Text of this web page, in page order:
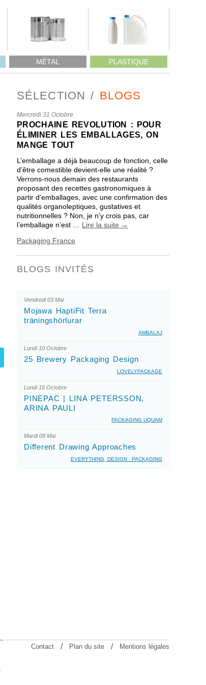
MÉTAL PLASTIQUE
SÉLECTION BLOGS
PROCHAINE REVOLUTION : POUR
ÉLIMINER LES EMBALLAGES, ON
MANGE TOUT
Mercredi 31 Octobre
L’emballage a déjà beaucoup de fonction, celle
d’être comestible devient-elle une réalité ?
Verrons-nous demain des restaurants
proposant des recettes gastronomiques à
partir d’emballages, avec une confirmation des
qualités organoleptiques, gustatives et
nutritionnelles ? Non, je n’y crois pas, car
l’emballage n’est … Lire la suite →
Packaging France
BLOGS INVITÉS
Mojawa HaptiFit Terra
träningshörlurar
Vendredi 03 Mai
AMBALAJ
25 Brewery Packaging Design
Lundi 10 Octobre
LOVELYPACKAGE
PINEPAC | LINA PETERSSON,
ARINA PAULI
Lundi 15 Octobre
PACKAGING UQUAM
Different Drawing Approaches
Mardi 08 Mai
EVERYTHING, DESIGN : PACKAGING
Contact Plan du site Mentions légales